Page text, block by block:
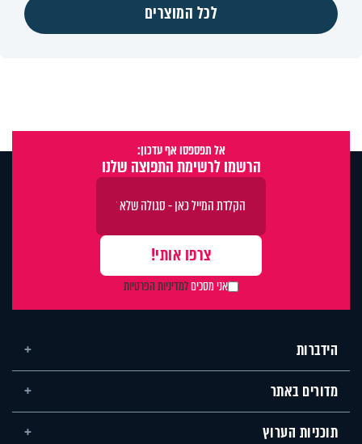
לכל המוצרים
אל תפספסו אף עדכון:
הרשמו לרשימת התפוצה שלנו
אני מסכיםלמדיניות הפרטיות
הידברות
מדורים באתר
תוכניות הערוץ